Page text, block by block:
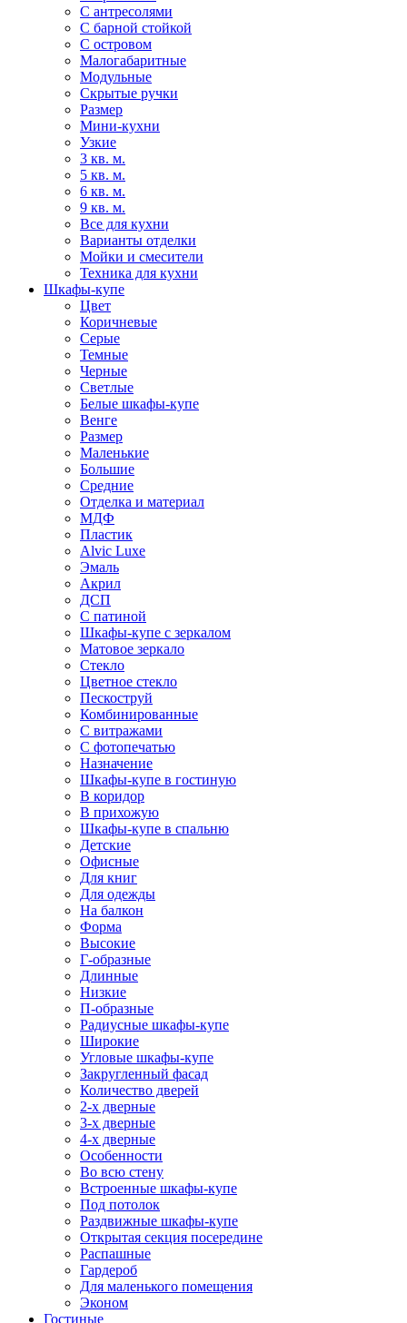
С антресолями
С барной стойкой
С островом
Малогабаритные
Модульные
Скрытые ручки
Размер
Мини-кухни
Узкие
3 кв. м.
5 кв. м.
6 кв. м.
9 кв. м.
Все для кухни
Варианты отделки
Мойки и смесители
Техника для кухни
Шкафы-купе
Цвет
Коричневые
Серые
Темные
Черные
Светлые
Белые шкафы-купе
Венге
Размер
Маленькие
Большие
Средние
Отделка и материал
МДФ
Пластик
Alvic Luxe
Эмаль
Акрил
ДСП
С патиной
Шкафы-купе с зеркалом
Матовое зеркало
Стекло
Цветное стекло
Пескоструй
Комбинированные
С витражами
С фотопечатью
Назначение
Шкафы-купе в гостиную
В коридор
В прихожую
Шкафы-купе в спальню
Детские
Офисные
Для книг
Для одежды
На балкон
Форма
Высокие
Г-образные
Длинные
Низкие
П-образные
Радиусные шкафы-купе
Широкие
Угловые шкафы-купе
Закругленный фасад
Количество дверей
2-х дверные
3-х дверные
4-х дверные
Особенности
Во всю стену
Встроенные шкафы-купе
Под потолок
Раздвижные шкафы-купе
Открытая секция посередине
Распашные
Гардероб
Для маленького помещения
Эконом
Гостиные